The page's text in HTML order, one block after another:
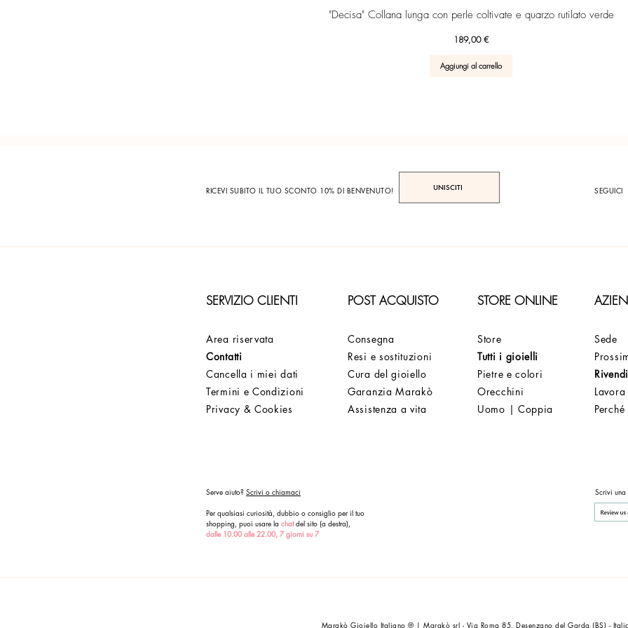
Vista rapida
"Decisa" Collana lunga con perle coltivate e quarzo rutilato verde
Prezzo
189,00 €
Aggiungi al carrello
RICEVI SUBITO IL TUO SCONTO 10% DI BENVENUTO! UNISCITI SEGUICI
SERVIZIO CLIENTI POST ACQUISTO STORE ONLINE
Area riservata
Contatti
Cancella i miei dati
Termini e Condizioni
Privacy & Cookies
Consegna
Resi e sostituzioni
Cura del gioiello
Garanzia Marakò
Assistenza a vita
Store
Tutti i gioielli
Pietre e colori
Orecchini
Uomo | Coppia
Sede
Serve aiuto? Scrivi o chiamaci
Per qualsiasi curiosità, dubbio o consiglio per il tuo
shopping, puoi usare la chatdel sito (a destra),
dalle 10.00 alle 22.00, 7 giorni su 7
Scrivi una
Marakò Gioiello Italiano ® | Marakò srl - Via Roma 85, Desenzano del Garda (BS) -